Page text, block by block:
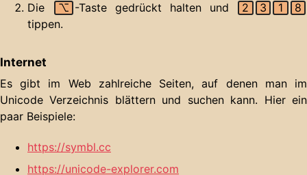
Die
⌥ -Taste gedrückt halten und 2 3 1
8
tippen.
Internet
Es gibt im Web zahlreiche Seiten, auf denen man im
Unicode Verzeichnis blättern und suchen kann. Hier ein
paar Beispiele:
https://symbl.cc
https://unicode-explorer.com